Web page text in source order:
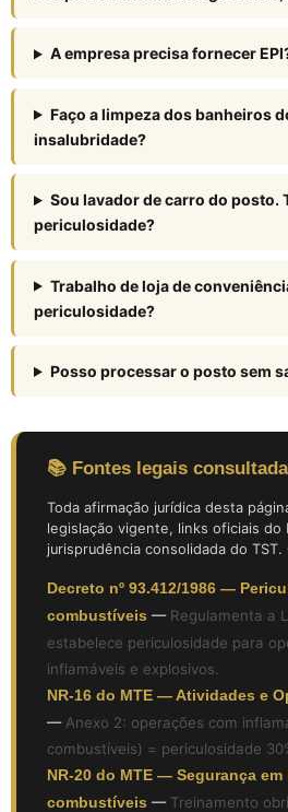
A empresa precisa fornecer
Faço a limpeza dos banheiros
insalubridade?
Sou lavador de carro do posto.
periculosidade?
Trabalho de loja de
periculosidade?
Posso processar o posto sem
📚 Fontes legais
Toda afirmação jurídica desta
legislação vigente, links oficiais do
jurisprudência consolidada do
Decreto nº 93.412/1986 —
combustíveis — Regulamenta a
estabelece periculosidade para
inflamáveis e explosivos.
NR-16 do MTE — Atividades e
— Anexo 2: operações com
combustíveis) = periculosidade
NR-20 do MTE — Segurança
combustíveis — Treinamento